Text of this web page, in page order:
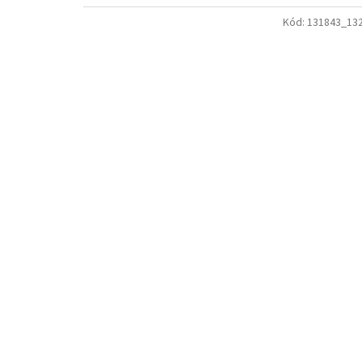
Kód: